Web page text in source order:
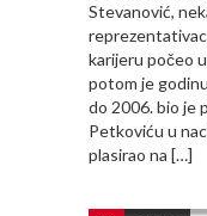
Stevanović,
karijeru počeo
potom je
do 2006. bio je
Petkoviću u
plasirao na […]